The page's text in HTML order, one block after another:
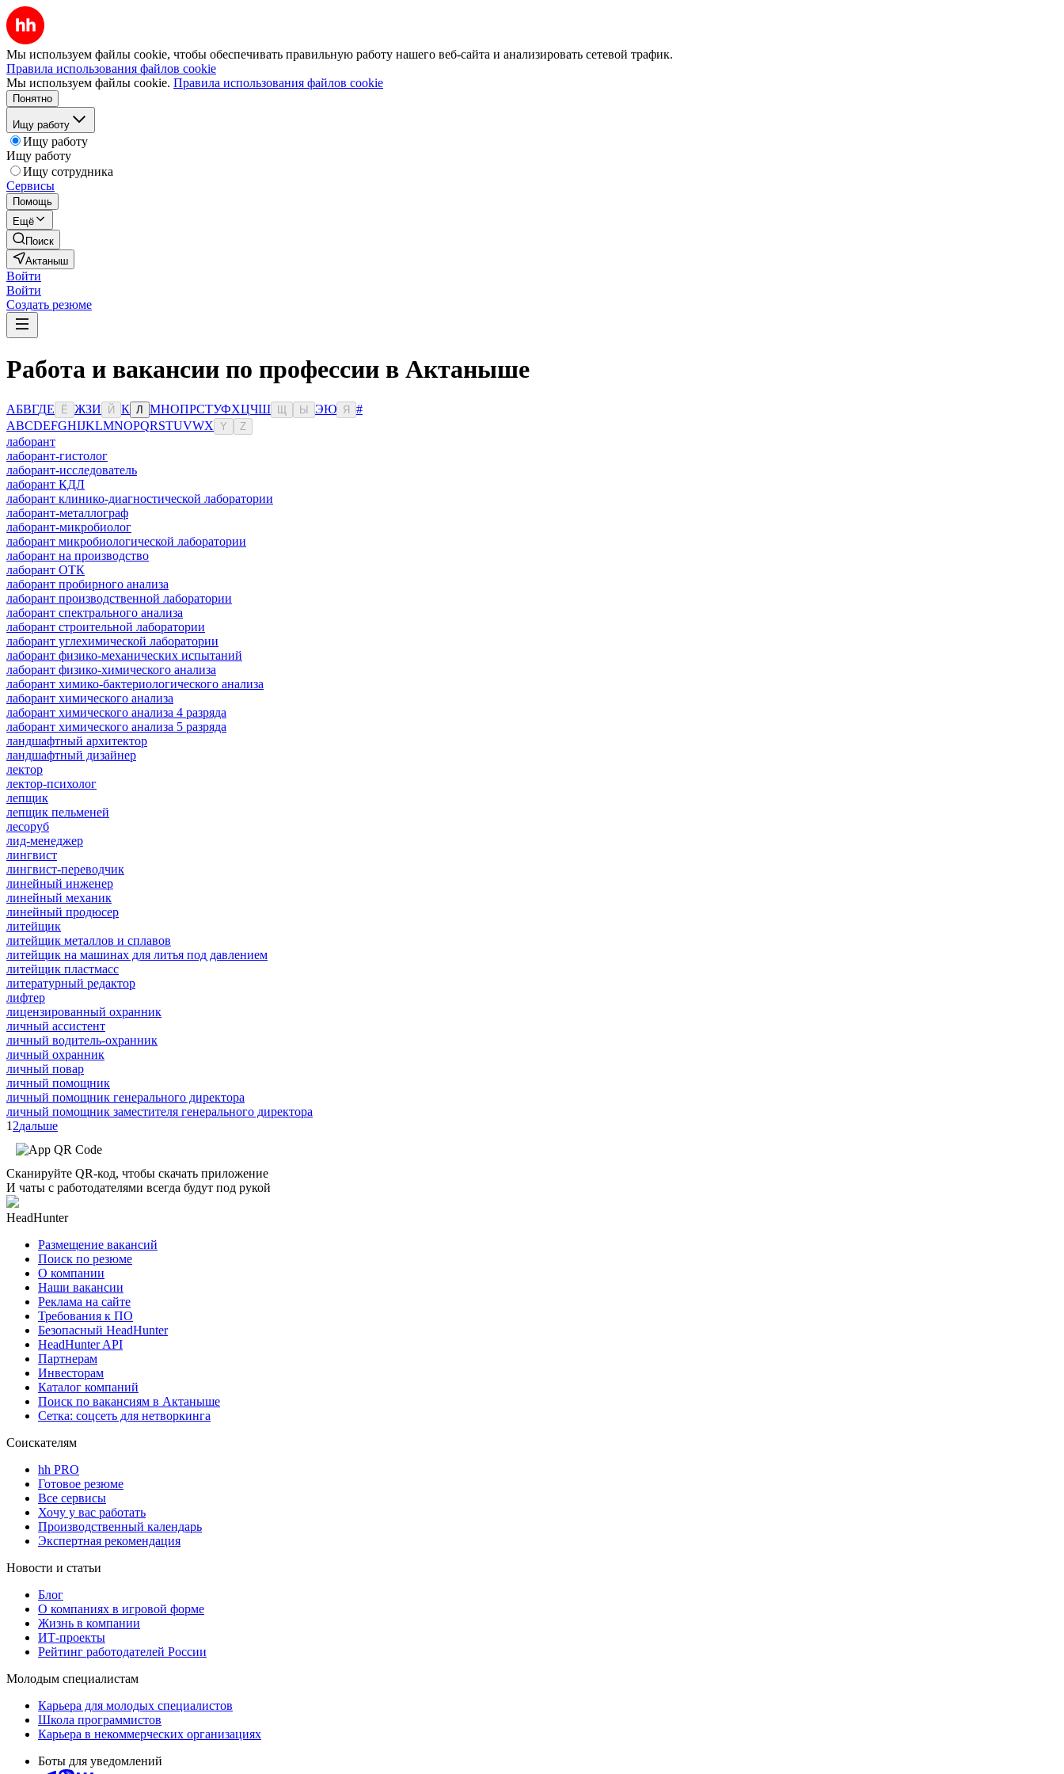
Мы используем файлы cookie, чтобы обеспечивать правильную работу нашего веб-сайта и анализировать сетевой трафик.
Правила использования файлов cookie
Мы используем файлы cookie. Правила использования файлов cookie
Понятно
Ищу работу
Ищу работу
Ищу работу
Ищу сотрудника
Сервисы
Помощь
Ещё
Поиск
Актаныш
Войти
Войти
Создать резюме
Работа и вакансии по профессии в Актаныше
АБВГДЕ Ё ЖЗИ Й К Л МНОПРСТУФХЦЧШ Ы ЭЮ Я
#
ABCDEFGHIJKLMNOPQRSTUVWX Y Z
лаборант
лаборант-гистолог
лаборант-исследователь
лаборант КДЛ
лаборант клинико-диагностической лаборатории
лаборант-металлограф
лаборант-микробиолог
лаборант микробиологической лаборатории
лаборант на производство
лаборант ОТК
лаборант пробирного анализа
лаборант производственной лаборатории
лаборант спектрального анализа
лаборант строительной лаборатории
лаборант углехимической лаборатории
лаборант физико-механических испытаний
лаборант физико-химического анализа
лаборант химико-бактериологического анализа
лаборант химического анализа
лаборант химического анализа 4 разряда
лаборант химического анализа 5 разряда
ландшафтный архитектор
ландшафтный дизайнер
лектор
лектор-психолог
лепщик
лепщик пельменей
лесоруб
лид-менеджер
лингвист
лингвист-переводчик
линейный инженер
линейный механик
линейный продюсер
литейщик
литейщик металлов и сплавов
литейщик на машинах для литья под давлением
литейщик пластмасс
литературный редактор
лифтер
лицензированный охранник
личный ассистент
личный водитель-охранник
личный охранник
личный повар
личный помощник
личный помощник генерального директора
личный помощник заместителя генерального директора
1 2дальше
Сканируйте QR-код, чтобы скачать приложение
И чаты с работодателями всегда будут под рукой
HeadHunter
Размещение вакансий
Поиск по резюме
О компании
Наши вакансии
Реклама на сайте
Требования к ПО
Безопасный HeadHunter
HeadHunter API
Партнерам
Инвесторам
Каталог компаний
Поиск по вакансиям в Актаныше
Сетка: соцсеть для нетворкинга
Соискателям
hh PRO
Готовое резюме
Все сервисы
Хочу у вас работать
Производственный календарь
Экспертная рекомендация
Новости и статьи
Блог
О компаниях в игровой форме
Жизнь в компании
ИТ-проекты
Рейтинг работодателей России
Молодым специалистам
Карьера для молодых специалистов
Школа программистов
Карьера в некоммерческих организациях
Боты для уведомлений